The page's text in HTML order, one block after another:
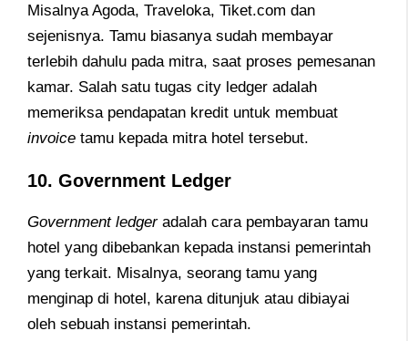
Misalnya Agoda, Traveloka, Tiket.com dan
sejenisnya. Tamu biasanya sudah membayar
terlebih dahulu pada mitra, saat proses pemesanan
kamar. Salah satu tugas city ledger adalah
memeriksa pendapatan kredit untuk membuat
invoice tamu kepada mitra hotel tersebut.
10. Government Ledger
Government ledgeradalah cara pembayaran tamu
hotel yang dibebankan kepada instansi pemerintah
yang terkait. Misalnya, seorang tamu yang
menginap di hotel, karena ditunjuk atau dibiayai
oleh sebuah instansi pemerintah.